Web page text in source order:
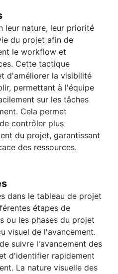
leur nature, leur priorité
du projet afin de
le workflow et
Cette tactique
d'améliorer la visibilité
permettant à l'équipe
sur les tâches
Cela permet
contrôler plus
du projet, garantissant
des ressources.
dans le tableau de projet
étapes de
ou les phases du projet
visuel de l'avancement.
suivre l'avancement des
d'identifier rapidement
La nature visuelle des